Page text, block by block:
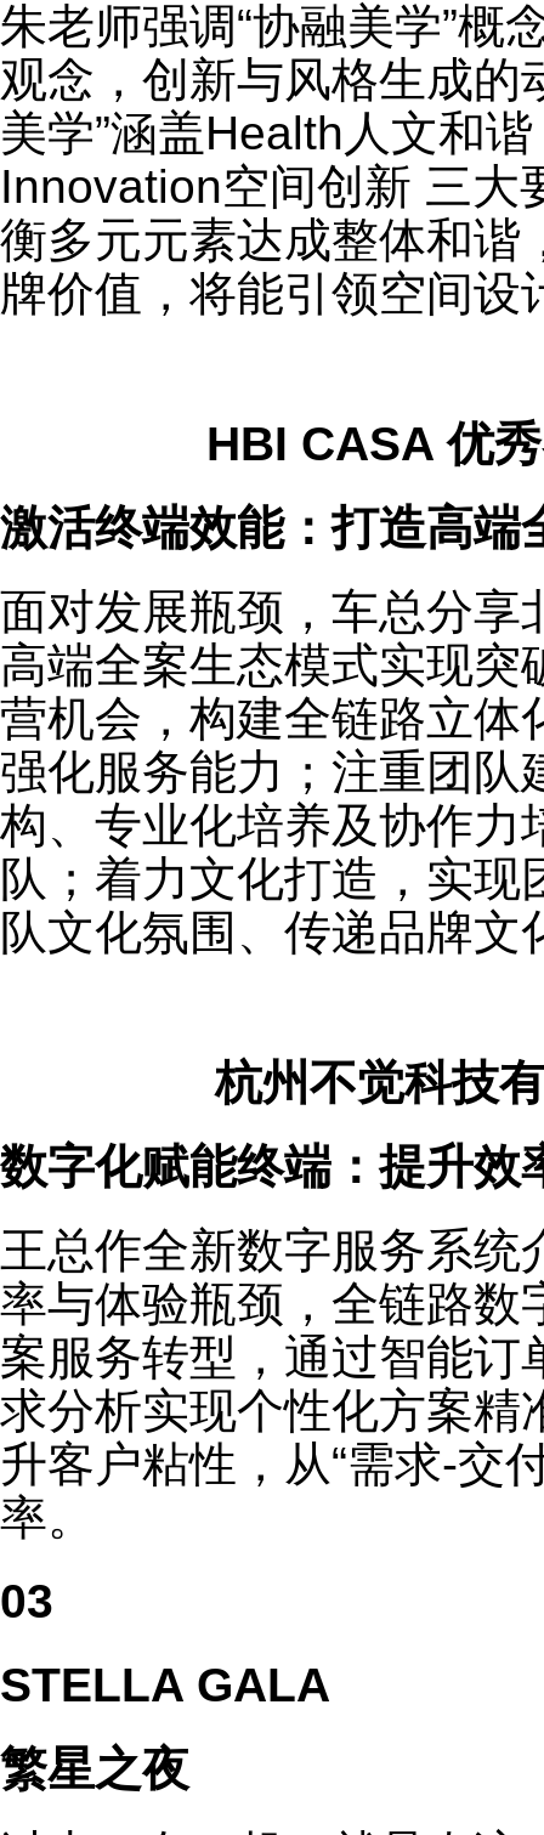
朱老师强调“协融美学”概
观念，创新与风格生成的
美学”涵盖Health人文和
Innovation空间创新 三大
衡多元元素达成整体和谐
牌价值，将能引领空间
HBI CASA 优
激活终端效能：打造高端
面对发展瓶颈，车总分享
高端全案生态模式实现突
营机会，构建全链路立体
强化服务能力；注重团队
构、专业化培养及协作力
队；着力文化打造，实
队文化氛围、传递品牌文
杭州不觉科技
数字化赋能终端：提升效
王总作全新数字服务系
率与体验瓶颈，全链路数
案服务转型，通过智能订
求分析实现个性化方案精
升客户粘性，从“需求-交
率。
03
STELLA GALA
繁星之夜